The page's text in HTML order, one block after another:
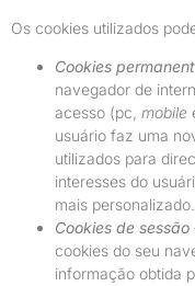
Os cookies utilizados
Cookies
navegador de
acesso (pc, mobile
usuário faz uma
utilizados para
interesses do
mais personalizado.
Cookies de sessão
cookies do seu
informação obtida